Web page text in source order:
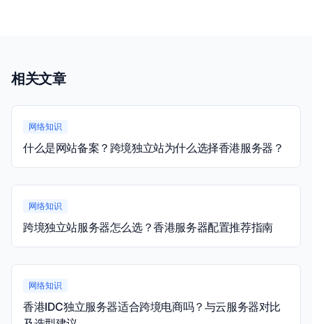
相关文章
网络知识
什么是网站备案？跨境独立站为什么选择香港服务器？
网络知识
跨境独立站服务器怎么选？香港服务器配置推荐指南
网络知识
香港IDC独立服务器适合跨境电商吗？与云服务器对比